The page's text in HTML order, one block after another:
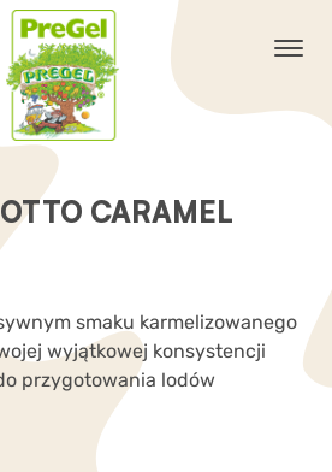
CARAMEL
smaku karmelizowanego
wyjątkowej konsystencji
przygotowania lodów